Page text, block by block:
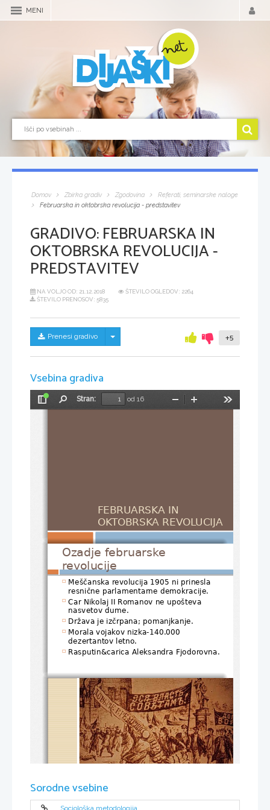
MENI
Domov Zbirka gradiv Zgodovina
Referati, seminarske naloge
Februarska in oktobrska revolucija - predstavitev
GRADIVO:FEBRUARSKA IN
OKTOBRSKA REVOLUCIJA -
PREDSTAVITEV
NA VOLJO OD: 21.12.2018
ŠTEVILO OGLEDOV: 2264
ŠTEVILO PRENOSOV: 5835
Prenesi gradivo Skrij/prikaži meni +5
Vsebina gradiva
Preklopi
Stran:
od 16
Pomanjšaj
FEBRUARSKA IN
OKTOBRSKA REVOLUCIJA
Ozadje februarske
revolucije

Meščanska revolucija 1905 ni prinesla
resnične parlamentarne demokracije.

Car Nikolaj II Romanov ne upošteva
nasvetov dume.
 Država je izčrpana; pomanjkanje.

Morala vojakov nizka-140.000
dezertantov letno.
 Rasputin&carica Aleksandra Fjodorovna.
Sorodne vsebine
Sociološka metodologija